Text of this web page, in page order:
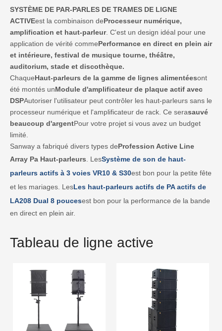
SYSTÈME DE PAR-PARLES DE TRAMES DE LIGNE
ACTIVEest la combinaison deProcesseur numérique,
amplification et haut-parleur. C'est un design idéal pour une
application de vérité commePerformance en direct en plein air
et intérieure, festival de musique tourne, théâtre,
auditorium, stade et discothèque.
ChaqueHaut-parleurs de la gamme de lignes alimentéesont
été montés unModule d'amplificateur de plaque actif avec
DSPAutoriser l'utilisateur peut contrôler les haut-parleurs sans le
processeur numérique et l'amplificateur de rack. Ce serasauvé
beaucoup d'argentPour votre projet si vous avez un budget
limité.
Sanway a fabriqué divers types deProfession Active Line
Array Pa Haut-parleurs . LesSystème de son de haut-
parleurs actifs à 3 voies VR10 & S30est bon pour la petite fête
et les mariages. LesLes haut-parleurs actifs de PA actifs de
LA208 Dual 8 poucesest bon pour la performance de la bande
en direct en plein air.
Tableau de ligne active